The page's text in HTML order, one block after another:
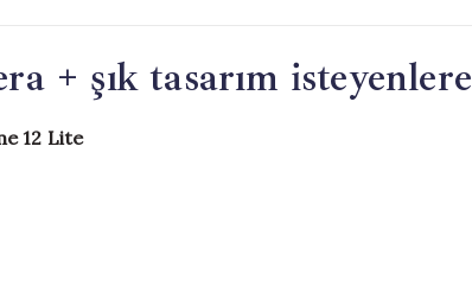
+ şık tasarım isteyenlere
12 Lite